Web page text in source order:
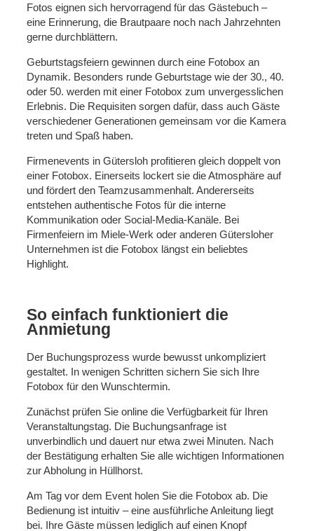
Fotos eignen sich hervorragend für das Gästebuch –
eine Erinnerung, die Brautpaare noch nach Jahrzehnten
gerne durchblättern.
Geburtstagsfeiern gewinnen durch eine Fotobox an
Dynamik. Besonders runde Geburtstage wie der 30., 40.
oder 50. werden mit einer Fotobox zum unvergesslichen
Erlebnis. Die Requisiten sorgen dafür, dass auch Gäste
verschiedener Generationen gemeinsam vor die Kamera
treten und Spaß haben.
Firmenevents in Gütersloh profitieren gleich doppelt von
einer Fotobox. Einerseits lockert sie die Atmosphäre auf
und fördert den Teamzusammenhalt. Andererseits
entstehen authentische Fotos für die interne
Kommunikation oder Social-Media-Kanäle. Bei
Firmenfeiern im Miele-Werk oder anderen Gütersloher
Unternehmen ist die Fotobox längst ein beliebtes
Highlight.
So einfach funktioniert die
Anmietung
Der Buchungsprozess wurde bewusst unkompliziert
gestaltet. In wenigen Schritten sichern Sie sich Ihre
Fotobox für den Wunschtermin.
Zunächst prüfen Sie online die Verfügbarkeit für Ihren
Veranstaltungstag. Die Buchungsanfrage ist
unverbindlich und dauert nur etwa zwei Minuten. Nach
der Bestätigung erhalten Sie alle wichtigen Informationen
zur Abholung in Hüllhorst.
Am Tag vor dem Event holen Sie die Fotobox ab. Die
Bedienung ist intuitiv – eine ausführliche Anleitung liegt
bei. Ihre Gäste müssen lediglich auf einen Knopf